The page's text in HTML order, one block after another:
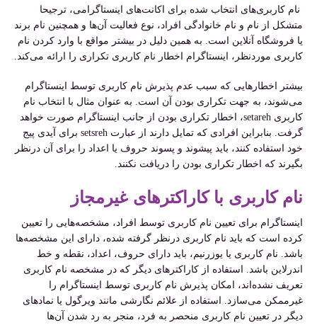
نام کاربری‌های انتخاب شده برای اکانت‌های اینستاگرامی، ترجیحا
متشکل از نام و نام خانوادگی افراد، نوع فعالیت آن‌ها و همچنین نام برند
یا فروشگاه آنلاین است. به همین دلیل در بیشتر مواقع با وارد کردن نام
کاربری موردنظر، اینستاگرام اخطار نام کاربری تکراری را ارائه می‌کند.
بیشتر اخطار‌هایی که سبب عدم پذیرش نام کاربری توسط اینستاگرام
می‌شوند، به جهت تکراری بودن آن است. به عنوان مثال با انتخاب نام
کاربری setareh، اخطار تکراری بودن از جانب اینستاگرام صورت خواهد
گرفت. بنابراین افرادی که تمایل دارند از عبارت setsreh برای آیدی پیج
خود استفاده کنند، باید پیشوند و پسوند حروف یا اعداد را برای آن درنظر
بگیرند که اخطار تکراری بودن را دریافت نکنند.
نام کاربری با کاراکتر‌های غیرمجاز
اینستاگرام برای تعیین نام کاربری توسط افراد، مشخصه‌هایی را تعیین
کرده است که باید نام کاربری درنظر گرفته شده، دارای این مشخصه‌ها
باشد. نام کاربری یا یوزرنیم، باید دارای حروف، اعداد، نقطه و خط
اندرلاین باشد. استفاده از کاراکتر‌های دیگر که در مشخصه نام کاربری
تعریف نشده‌اند، امکان پذیرش نام کاربری توسط اینستاگرام را
غیرممکن می‌سازد. استفاده از علائم نگارشی مانند ویرگول یا نماد‌های
دیگر در تعیین نام کاربری منحصر به فرد، منجر به رد شدن آن‌ها